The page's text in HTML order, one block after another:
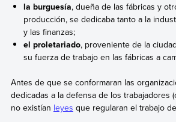
la burguesía, dueña de las fábricas y
producción, se dedicaba tanto a la
y las finanzas;
el proletariado, proveniente de la
su fuerza de trabajo en las fábricas a
Antes de que se conformaran las
dedicadas a la defensa de los trabajadores
no existían leyes que regularan el trabajo